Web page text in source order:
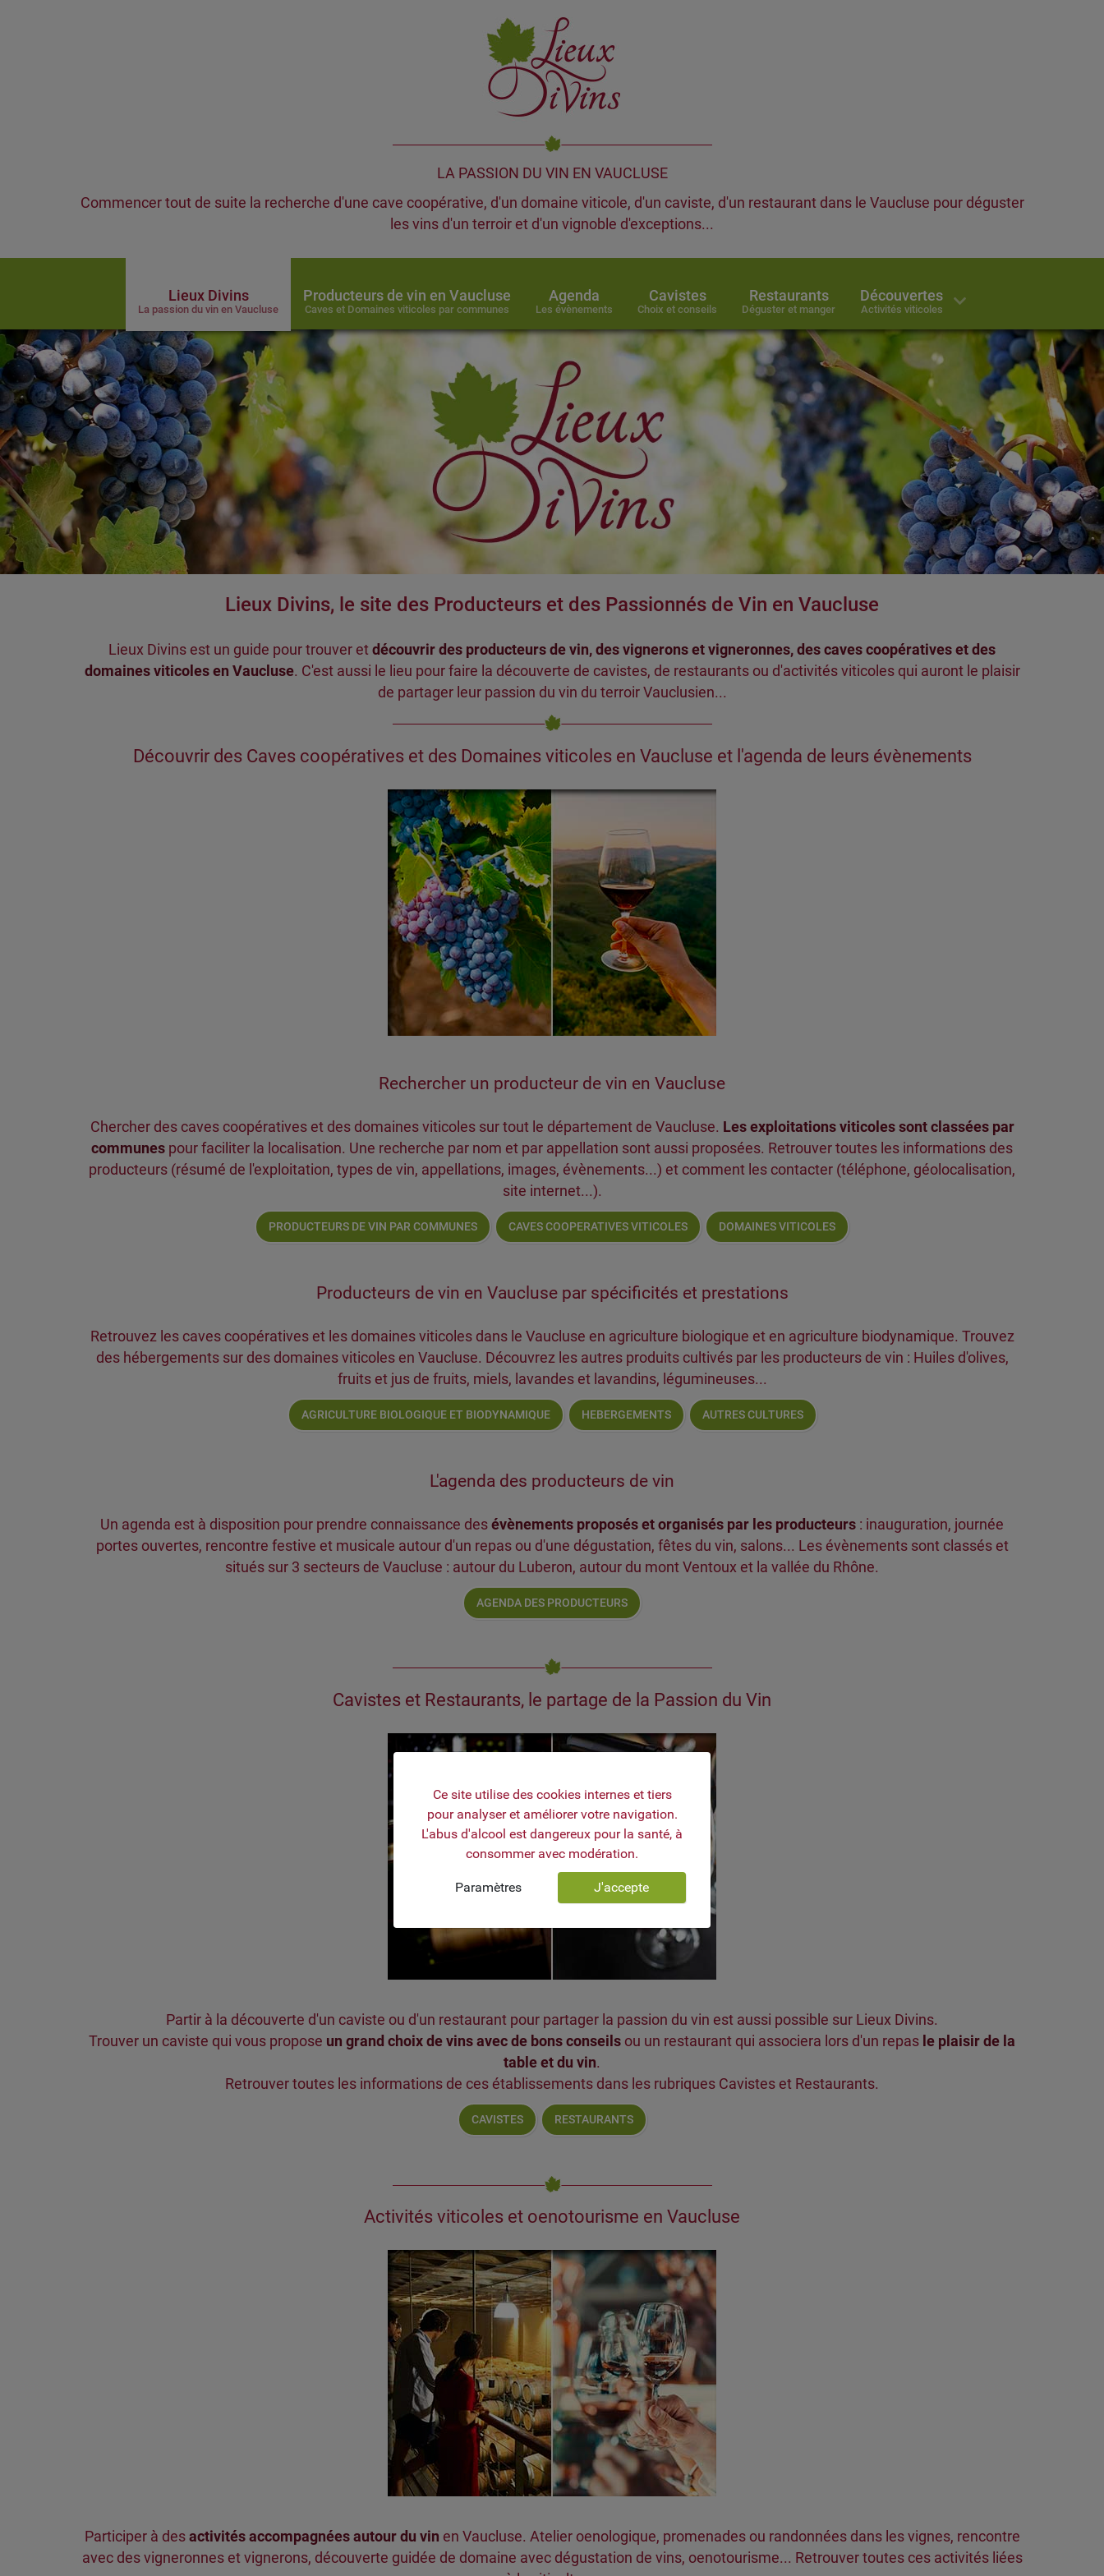
LA PASSION DU VIN EN VAUCLUSE
Commencer tout de suite la recherche d'une cave coopérative, d'un domaine viticole, d'un caviste, d'un restaurant dans le Vaucluse pour déguster
les vins d'un terroir et d'un vignoble d'exceptions...
Lieux Divins
La passion du vin en Vaucluse
Producteurs de vin en Vaucluse
Caves et Domaines viticoles par communes
Agenda
Les évènements
Cavistes
Choix et conseils
Restaurants
Déguster et manger
Découvertes
Activités viticoles
Lieux Divins, le site des Producteurs et des Passionnés de Vin en Vaucluse
Lieux Divins est un guide pour trouver et découvrir des producteurs de vin, des vignerons et vigneronnes, des caves coopératives et des
domaines viticoles en Vaucluse. C'est aussi le lieu pour faire la découverte de cavistes, de restaurants ou d'activités viticoles qui auront le plaisir
de partager leur passion du vin du terroir Vauclusien...
Découvrir des Caves coopératives et des Domaines viticoles en Vaucluse et l'agenda de leurs évènements
Rechercher un producteur de vin en Vaucluse
Chercher des caves coopératives et des domaines viticoles sur tout le département de Vaucluse. Les exploitations viticoles sont classées par
communes pour faciliter la localisation. Une recherche par nom et par appellation sont aussi proposées. Retrouver toutes les informations des
producteurs (résumé de l'exploitation, types de vin, appellations, images, évènements...) et comment les contacter (téléphone, géolocalisation,
site internet...).
PRODUCTEURS DE VIN PAR COMMUNES CAVES COOPERATIVES VITICOLES DOMAINES VITICOLES
Producteurs de vin en Vaucluse par spécificités et prestations
Retrouvez les caves coopératives et les domaines viticoles dans le Vaucluse en agriculture biologique et en agriculture biodynamique. Trouvez
des hébergements sur des domaines viticoles en Vaucluse. Découvrez les autres produits cultivés par les producteurs de vin : Huiles d'olives,
fruits et jus de fruits, miels, lavandes et lavandins, légumineuses...
AGRICULTURE BIOLOGIQUE ET BIODYNAMIQUE HEBERGEMENTS AUTRES CULTURES
L'agenda des producteurs de vin
Un agenda est à disposition pour prendre connaissance des évènements proposés et organisés par les producteurs : inauguration, journée
portes ouvertes, rencontre festive et musicale autour d'un repas ou d'une dégustation, fêtes du vin, salons... Les évènements sont classés et
situés sur 3 secteurs de Vaucluse : autour du Luberon, autour du mont Ventoux et la vallée du Rhône.
AGENDA DES PRODUCTEURS
Cavistes et Restaurants, le partage de la Passion du Vin
Partir à la découverte d'un caviste ou d'un restaurant pour partager la passion du vin est aussi possible sur Lieux Divins.
Trouver un caviste qui vous propose un grand choix de vins avec de bons conseils ou un restaurant qui associera lors d'un repas le plaisir de la
table et du vin.
Retrouver toutes les informations de ces établissements dans les rubriques Cavistes et Restaurants.
CAVISTES RESTAURANTS
Activités viticoles et oenotourisme en Vaucluse
Participer à des activités accompagnées autour du vin en Vaucluse. Atelier oenologique, promenades ou randonnées dans les vignes, rencontre
avec des vigneronnes et vignerons, découverte guidée de domaine avec dégustation de vins, oenotourisme... Retrouver toutes ces activités liées
MOD_JBCOOKIES_LANG_HEADER_DEFAULT
Ce site utilise des cookies internes et tiers
pour analyser et améliorer votre navigation.
L'abus d'alcool est dangereux pour la santé, à
consommer avec modération.
Paramètres J'accepte